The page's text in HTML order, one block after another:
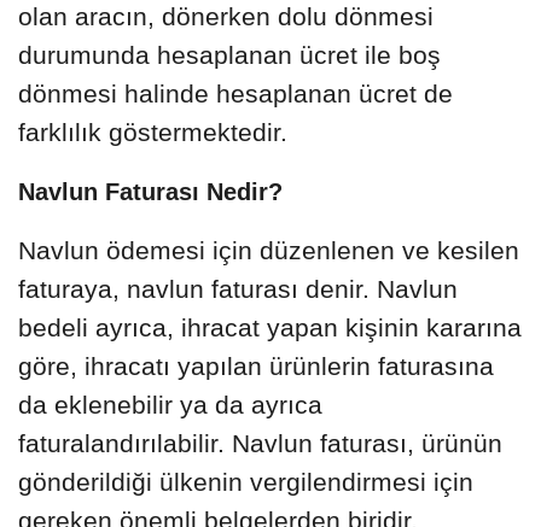
olan aracın, dönerken dolu dönmesi
durumunda hesaplanan ücret ile boş
dönmesi halinde hesaplanan ücret de
farklılık göstermektedir.
Navlun Faturası Nedir?
Navlun ödemesi için düzenlenen ve kesilen
faturaya, navlun faturası denir. Navlun
bedeli ayrıca, ihracat yapan kişinin kararına
göre, ihracatı yapılan ürünlerin faturasına
da eklenebilir ya da ayrıca
faturalandırılabilir. Navlun faturası, ürünün
gönderildiği ülkenin vergilendirmesi için
gereken önemli belgelerden biridir.